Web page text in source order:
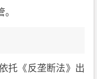
托《反垄断法》出